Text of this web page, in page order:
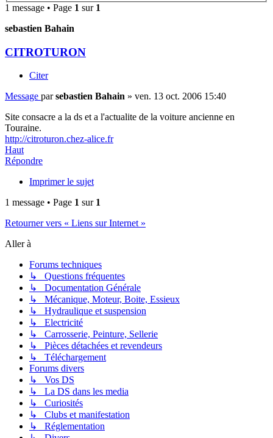
1 message • Page 1 sur 1
sebastien Bahain
CITROTURON
Citer
Message parsebastien Bahain » ven. 13 oct. 2006 15:40
Site consacre a la ds et a l'actualite de la voiture ancienne en
Touraine.
http://citroturon.chez-alice.fr
Haut
Répondre
Imprimer le sujet
1 message • Page 1 sur 1
Retourner vers « Liens sur Internet »
Aller à
Forums techniques
↳ Questions fréquentes
↳ Documentation Générale
↳ Mécanique, Moteur, Boite, Essieux
↳ Hydraulique et suspension
↳ Electricité
↳ Carrosserie, Peinture, Sellerie
↳ Pièces détachées et revendeurs
↳ Téléchargement
Forums divers
↳ Vos DS
↳ La DS dans les media
↳ Curiosités
↳ Clubs et manifestation
↳ Réglementation